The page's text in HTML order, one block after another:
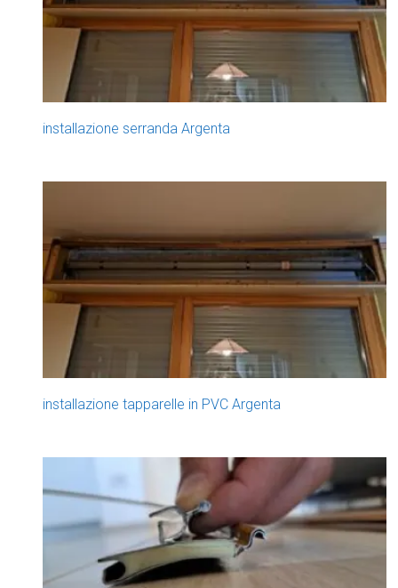
installazione serranda Argenta
installazione tapparelle in PVC Argenta